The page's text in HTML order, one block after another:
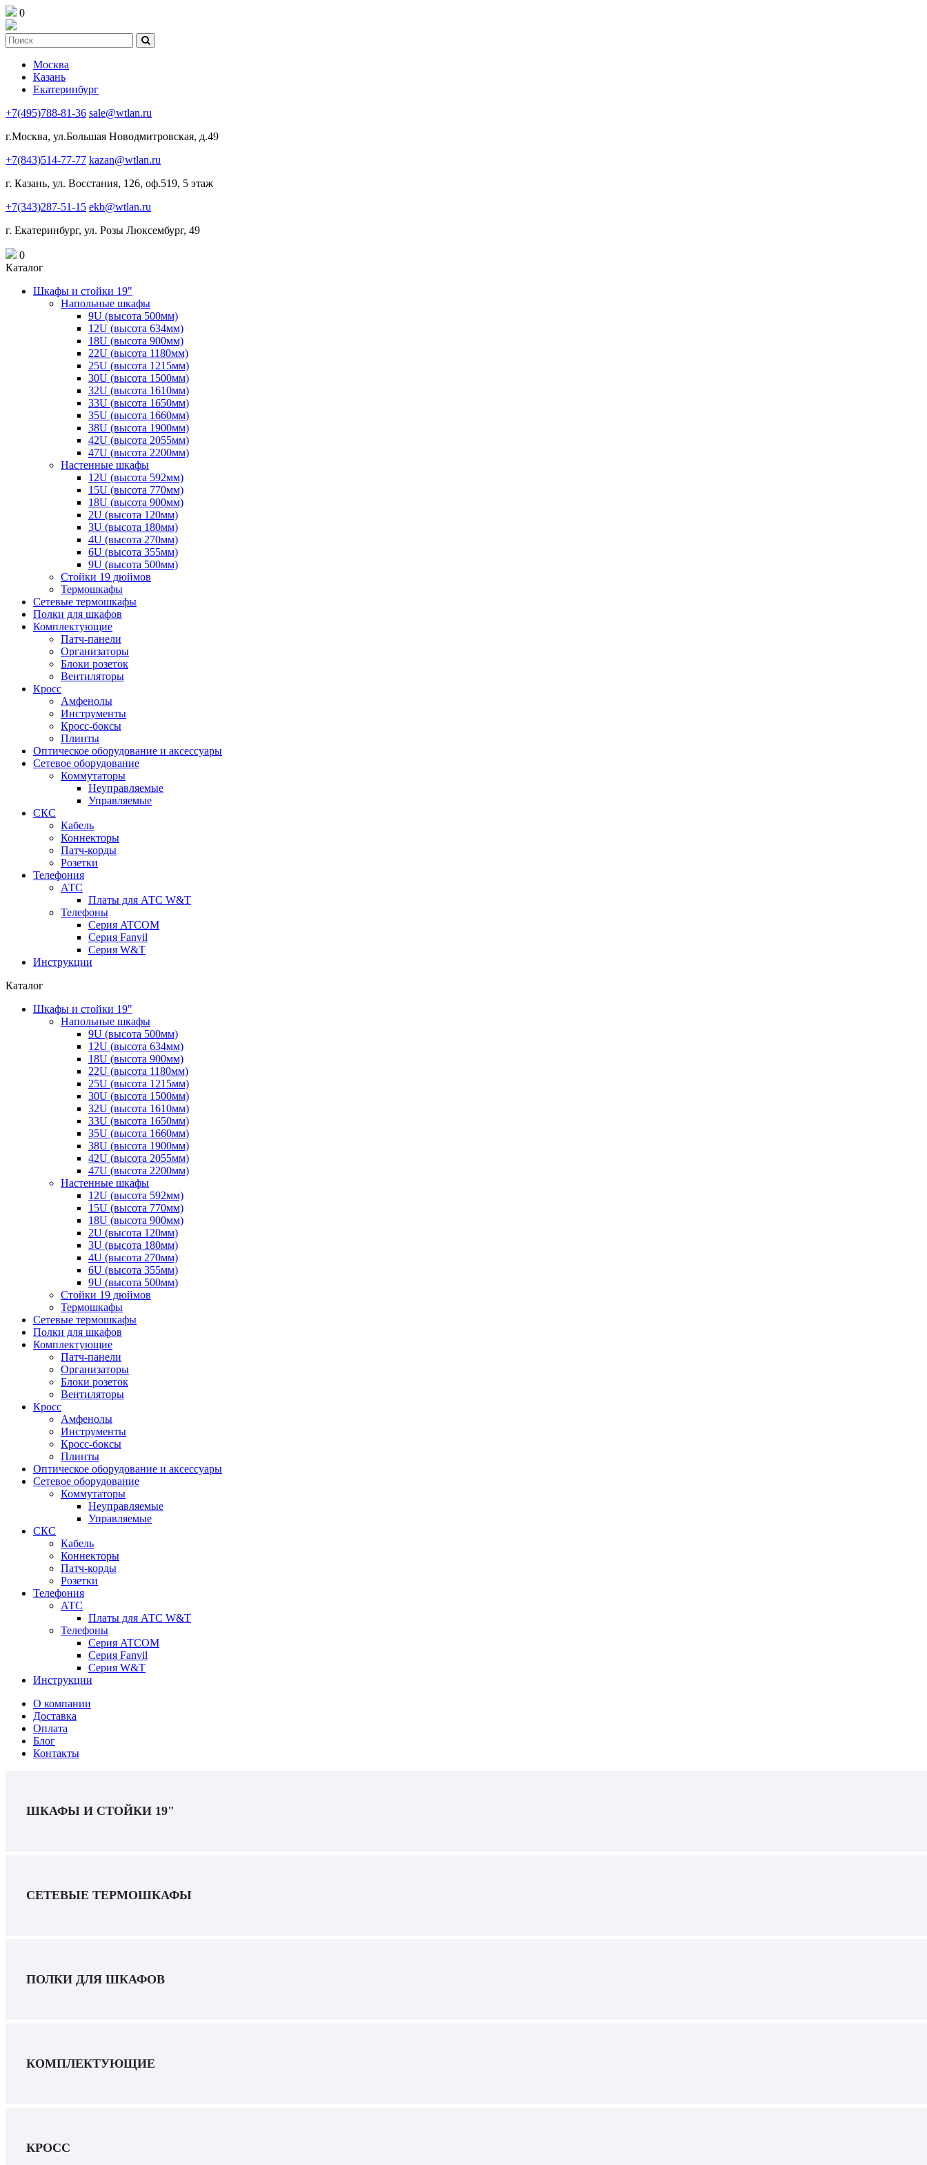
0
Москва
Казань
Екатеринбург
+7(495)788-81-36 sale@wtlan.ru
г.Москва, ул.Большая Новодмитровская, д.49
+7(843)514-77-77 kazan@wtlan.ru
г. Казань, ул. Восстания, 126, оф.519, 5 этаж
+7(343)287-51-15 ekb@wtlan.ru
г. Екатеринбург, ул. Розы Люксембург, 49
0
Каталог
Шкафы и стойки 19"
Напольные шкафы
9U (высота 500мм)
12U (высота 634мм)
18U (высота 900мм)
22U (высота 1180мм)
25U (высота 1215мм)
30U (высота 1500мм)
32U (высота 1610мм)
33U (высота 1650мм)
35U (высота 1660мм)
38U (высота 1900мм)
42U (высота 2055мм)
47U (высота 2200мм)
Настенные шкафы
12U (высота 592мм)
15U (высота 770мм)
18U (высота 900мм)
2U (высота 120мм)
3U (высота 180мм)
4U (высота 270мм)
6U (высота 355мм)
9U (высота 500мм)
Стойки 19 дюймов
Термошкафы
Сетевые термошкафы
Полки для шкафов
Комплектующие
Патч-панели
Организаторы
Блоки розеток
Вентиляторы
Кросс
Амфенолы
Инструменты
Кросс-боксы
Плинты
Оптическое оборудование и аксессуары
Сетевое оборудование
Коммутаторы
Неуправляемые
Управляемые
СКС
Кабель
Коннекторы
Патч-корды
Розетки
Телефония
АТС
Платы для АТС W&T
Телефоны
Серия ATCOM
Серия Fanvil
Серия W&T
Инструкции
Каталог
Шкафы и стойки 19"
Напольные шкафы
9U (высота 500мм)
12U (высота 634мм)
18U (высота 900мм)
22U (высота 1180мм)
25U (высота 1215мм)
30U (высота 1500мм)
32U (высота 1610мм)
33U (высота 1650мм)
35U (высота 1660мм)
38U (высота 1900мм)
42U (высота 2055мм)
47U (высота 2200мм)
Настенные шкафы
12U (высота 592мм)
15U (высота 770мм)
18U (высота 900мм)
2U (высота 120мм)
3U (высота 180мм)
4U (высота 270мм)
6U (высота 355мм)
9U (высота 500мм)
Стойки 19 дюймов
Термошкафы
Сетевые термошкафы
Полки для шкафов
Комплектующие
Патч-панели
Организаторы
Блоки розеток
Вентиляторы
Кросс
Амфенолы
Инструменты
Кросс-боксы
Плинты
Оптическое оборудование и аксессуары
Сетевое оборудование
Коммутаторы
Неуправляемые
Управляемые
СКС
Кабель
Коннекторы
Патч-корды
Розетки
Телефония
АТС
Платы для АТС W&T
Телефоны
Серия ATCOM
Серия Fanvil
Серия W&T
Инструкции
О компании
Доставка
Оплата
Блог
Контакты
ШКАФЫ И СТОЙКИ 19"
СЕТЕВЫЕ ТЕРМОШКАФЫ
ПОЛКИ ДЛЯ ШКАФОВ
КОМПЛЕКТУЮЩИЕ
КРОСС